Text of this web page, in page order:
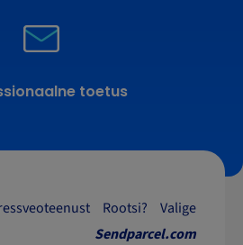
toetus
Rootsi? Valige
Sendparcel.com